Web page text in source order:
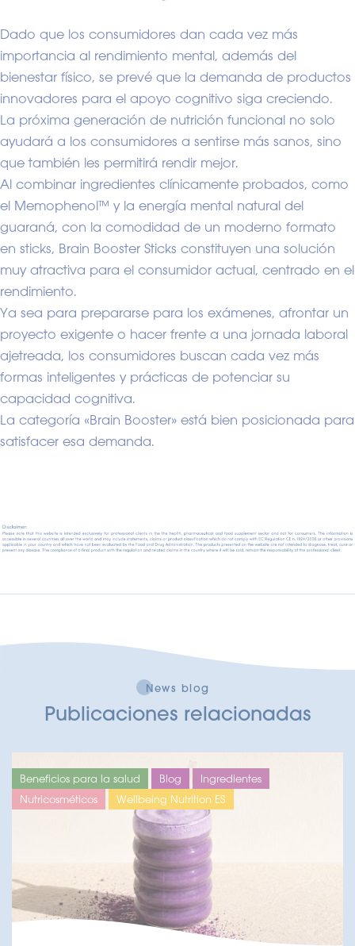
Dado que los consumidores dan cada vez más
importancia al rendimiento mental, además del
bienestar físico, se prevé que la demanda de productos
innovadores para el apoyo cognitivo siga creciendo.
La próxima generación de nutrición funcional no solo
ayudará a los consumidores a sentirse más sanos, sino
que también les permitirá rendir mejor.
Al combinar ingredientes clínicamente probados, como
el Memophenol™ y la energía mental natural del
guaraná, con la comodidad de un moderno formato
en sticks, Brain Booster Sticks constituyen una solución
muy atractiva para el consumidor actual, centrado en el
rendimiento.
Ya sea para prepararse para los exámenes, afrontar un
proyecto exigente o hacer frente a una jornada laboral
ajetreada, los consumidores buscan cada vez más
formas inteligentes y prácticas de potenciar su
capacidad cognitiva.
La categoría «Brain Booster» está bien posicionada para
satisfacer esa demanda.
Publicaciones relacionadas
News blog
Beneficios para la salud Blog
Ingredientes
Nutricosméticos
Wellbeing Nutrition ES